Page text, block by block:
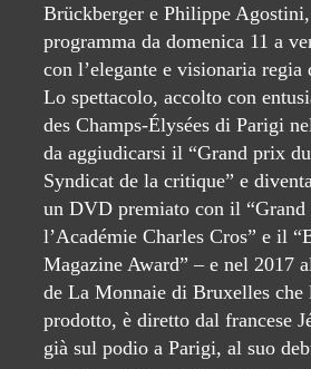
Brückberger e Philippe
programma da domenica 11 a
con l’elegante e visionaria
Lo spettacolo, accolto con
des Champs-Élysées di Parigi
da aggiudicarsi il “Grand prix
Syndicat de la critique” e
un DVD premiato con il “Grand
l’Académie Charles Cros” e il
Magazine Award” – e nel 2017
de La Monnaie di Bruxelles che
prodotto, è diretto dal francese
già sul podio a Parigi, al suo